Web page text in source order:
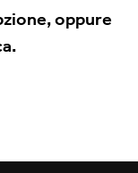
oppure